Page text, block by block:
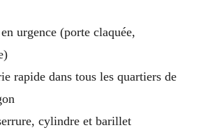
urgence (porte claquée,
rapide dans tous les quartiers de
cylindre et barillet